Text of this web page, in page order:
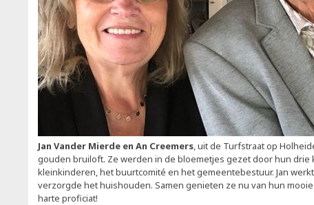
Jan Vander Mierde en An Creemers, uit de Turfstraat op
gouden bruiloft. Ze werden in de bloemetjes gezet door hun drie
kleinkinderen, het buurtcomité en het gemeentebestuur. Jan
verzorgde het huishouden. Samen genieten ze nu van hun
harte proficiat!